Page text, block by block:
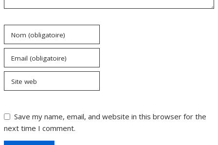
Nom (obligatoire)
Email (obligatoire)
Site web
Save my name, email, and website in this browser for the
next time I comment.